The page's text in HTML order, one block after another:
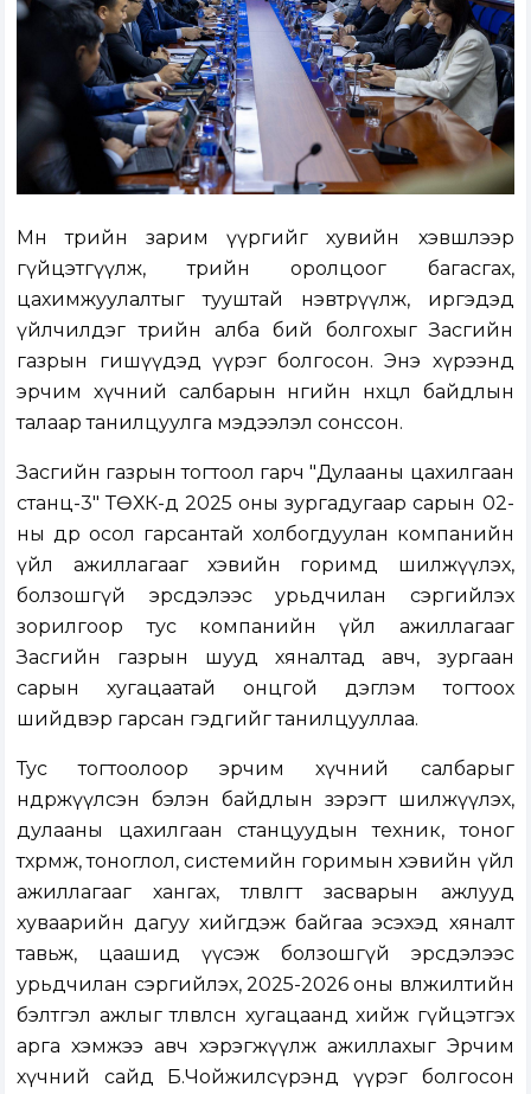
Мөн төрийн зарим үүргийг хувийн хэвшлээр
гүйцэтгүүлж, төрийн оролцоог багасгах,
цахимжуулалтыг тууштай нэвтрүүлж, иргэдэд
үйлчилдэг төрийн алба бий болгохыг Засгийн
газрын гишүүдэд үүрэг болгосон. Энэ хүрээнд
эрчим хүчний салбарын өнөөгийн нөхцөл байдлын
талаар танилцуулга мэдээлэл сонссон.
Засгийн газрын тогтоол гарч "Дулааны цахилгаан
станц-3" ТӨХК-д 2025 оны зургадугаар сарын 02-
ны өдөр осол гарсантай холбогдуулан компанийн
үйл ажиллагааг хэвийн горимд шилжүүлэх,
болзошгүй эрсдэлээс урьдчилан сэргийлэх
зорилгоор тус компанийн үйл ажиллагааг
Засгийн газрын шууд хяналтад авч, зургаан
сарын хугацаатай онцгой дэглэм тогтоох
шийдвэр гарсан гэдгийг танилцууллаа.
Тус тогтоолоор эрчим хүчний салбарыг
өндөржүүлсэн бэлэн байдлын зэрэгт шилжүүлэх,
дулааны цахилгаан станцуудын техник, тоног
төхөөрөмж, тоноглол, системийн горимын хэвийн үйл
ажиллагааг хангах, төлөвлөгөөт засварын ажлууд
хуваарийн дагуу хийгдэж байгаа эсэхэд хяналт
тавьж, цаашид үүсэж болзошгүй эрсдэлээс
урьдчилан сэргийлэх, 2025-2026 оны өвөлжилтийн
бэлтгэл ажлыг төлөвлөсөн хугацаанд хийж гүйцэтгэх
арга хэмжээ авч хэрэгжүүлж ажиллахыг Эрчим
хүчний сайд Б.Чойжилсүрэнд үүрэг болгосон